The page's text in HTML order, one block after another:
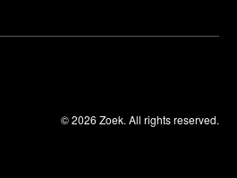
© 2026 Zoek. All rights reserved.